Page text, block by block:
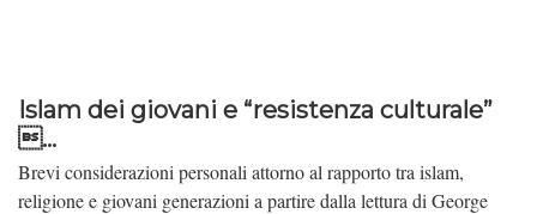
Islam dei giovani e “resistenza culturale”
...
Brevi considerazioni personali attorno al rapporto tra islam,
religione e giovani generazioni a partire dalla lettura di George